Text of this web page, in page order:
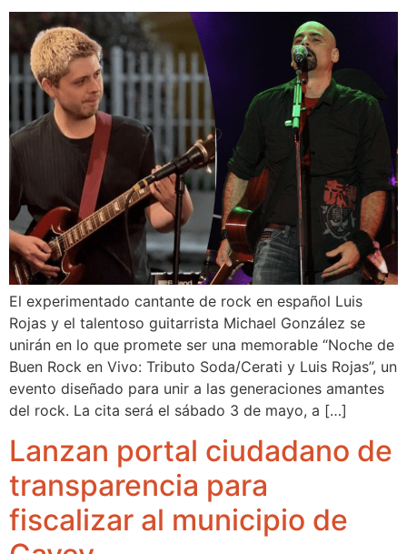
El experimentado cantante de rock en español Luis
Rojas y el talentoso guitarrista Michael González se
unirán en lo que promete ser una memorable “Noche de
Buen Rock en Vivo: Tributo Soda/Cerati y Luis Rojas”, un
evento diseñado para unir a las generaciones amantes
del rock. La cita será el sábado 3 de mayo, a […]
Lanzan portal ciudadano de
transparencia para
fiscalizar al municipio de